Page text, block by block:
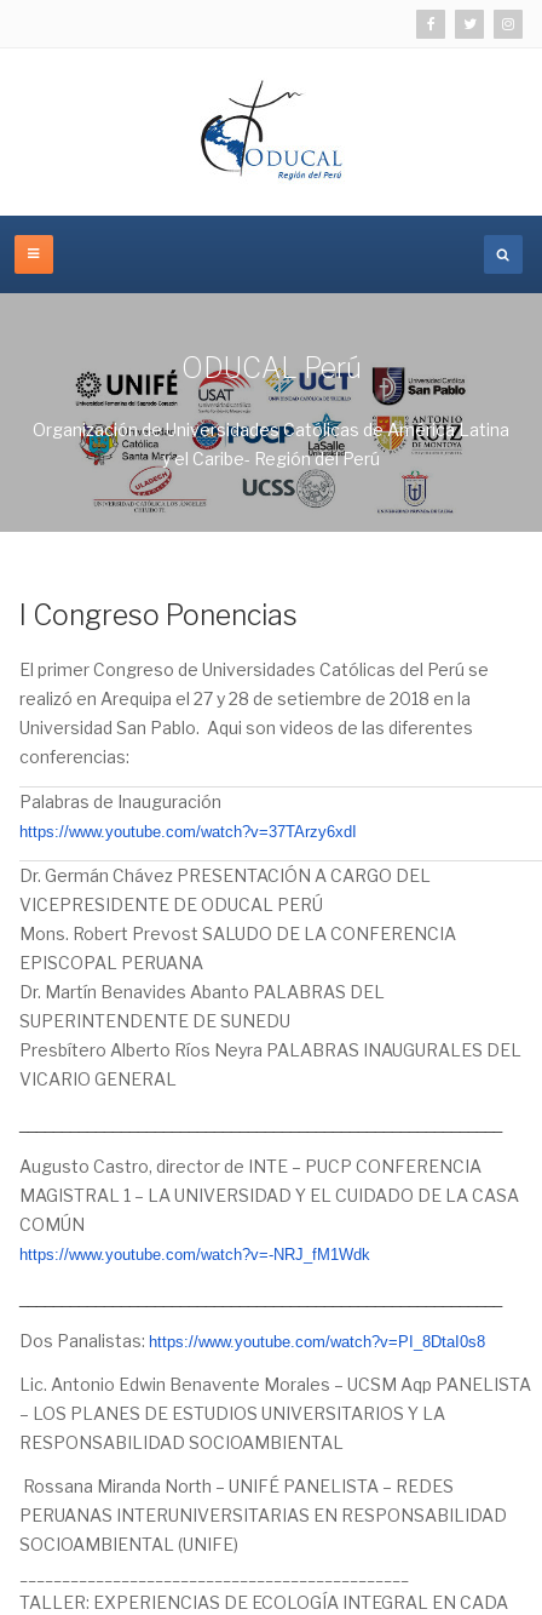
ODUCAL Perú
Organización de Universidades Católicas de América Latina
y el Caribe- Región del Perú
I Congreso Ponencias
El primer Congreso de Universidades Católicas del Perú se
realizó en Arequipa el 27 y 28 de setiembre de 2018 en la
Universidad San Pablo. Aqui son videos de las diferentes
conferencias:
Palabras de Inauguración
https://www.youtube.com/watch?v=37TArzy6xdI
Dr. Germán Chávez PRESENTACIÓN A CARGO DEL
VICEPRESIDENTE DE ODUCAL PERÚ
Mons. Robert Prevost SALUDO DE LA CONFERENCIA
EPISCOPAL PERUANA
Dr. Martín Benavides Abanto PALABRAS DEL
SUPERINTENDENTE DE SUNEDU
Presbítero Alberto Ríos Neyra PALABRAS INAUGURALES DEL
VICARIO GENERAL
Augusto Castro, director de INTE – PUCP CONFERENCIA
MAGISTRAL 1 – LA UNIVERSIDAD Y EL CUIDADO DE LA CASA
COMÚN
https://www.youtube.com/watch?v=-NRJ_fM1Wdk
Dos Panalistas: https://www.youtube.com/watch?v=PI_8DtaI0s8
Lic. Antonio Edwin Benavente Morales – UCSM Aqp PANELISTA
– LOS PLANES DE ESTUDIOS UNIVERSITARIOS Y LA
RESPONSABILIDAD SOCIOAMBIENTAL
Rossana Miranda North – UNIFÉ PANELISTA – REDES
PERUANAS INTERUNIVERSITARIAS EN RESPONSABILIDAD
SOCIOAMBIENTAL (UNIFE)
TALLER: EXPERIENCIAS DE ECOLOGÍA INTEGRAL EN CADA